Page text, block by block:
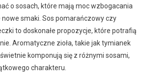
o sosach, które mają moc wzbogacania
nowe smaki. Sos pomarańczowy czy
to doskonałe propozycje, które potrafią
Aromatyczne zioła, takie jak tymianek
komponują się z różnymi sosami,
charakteru.